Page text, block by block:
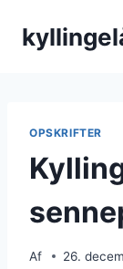
OPSKRIFTER
Af 26.